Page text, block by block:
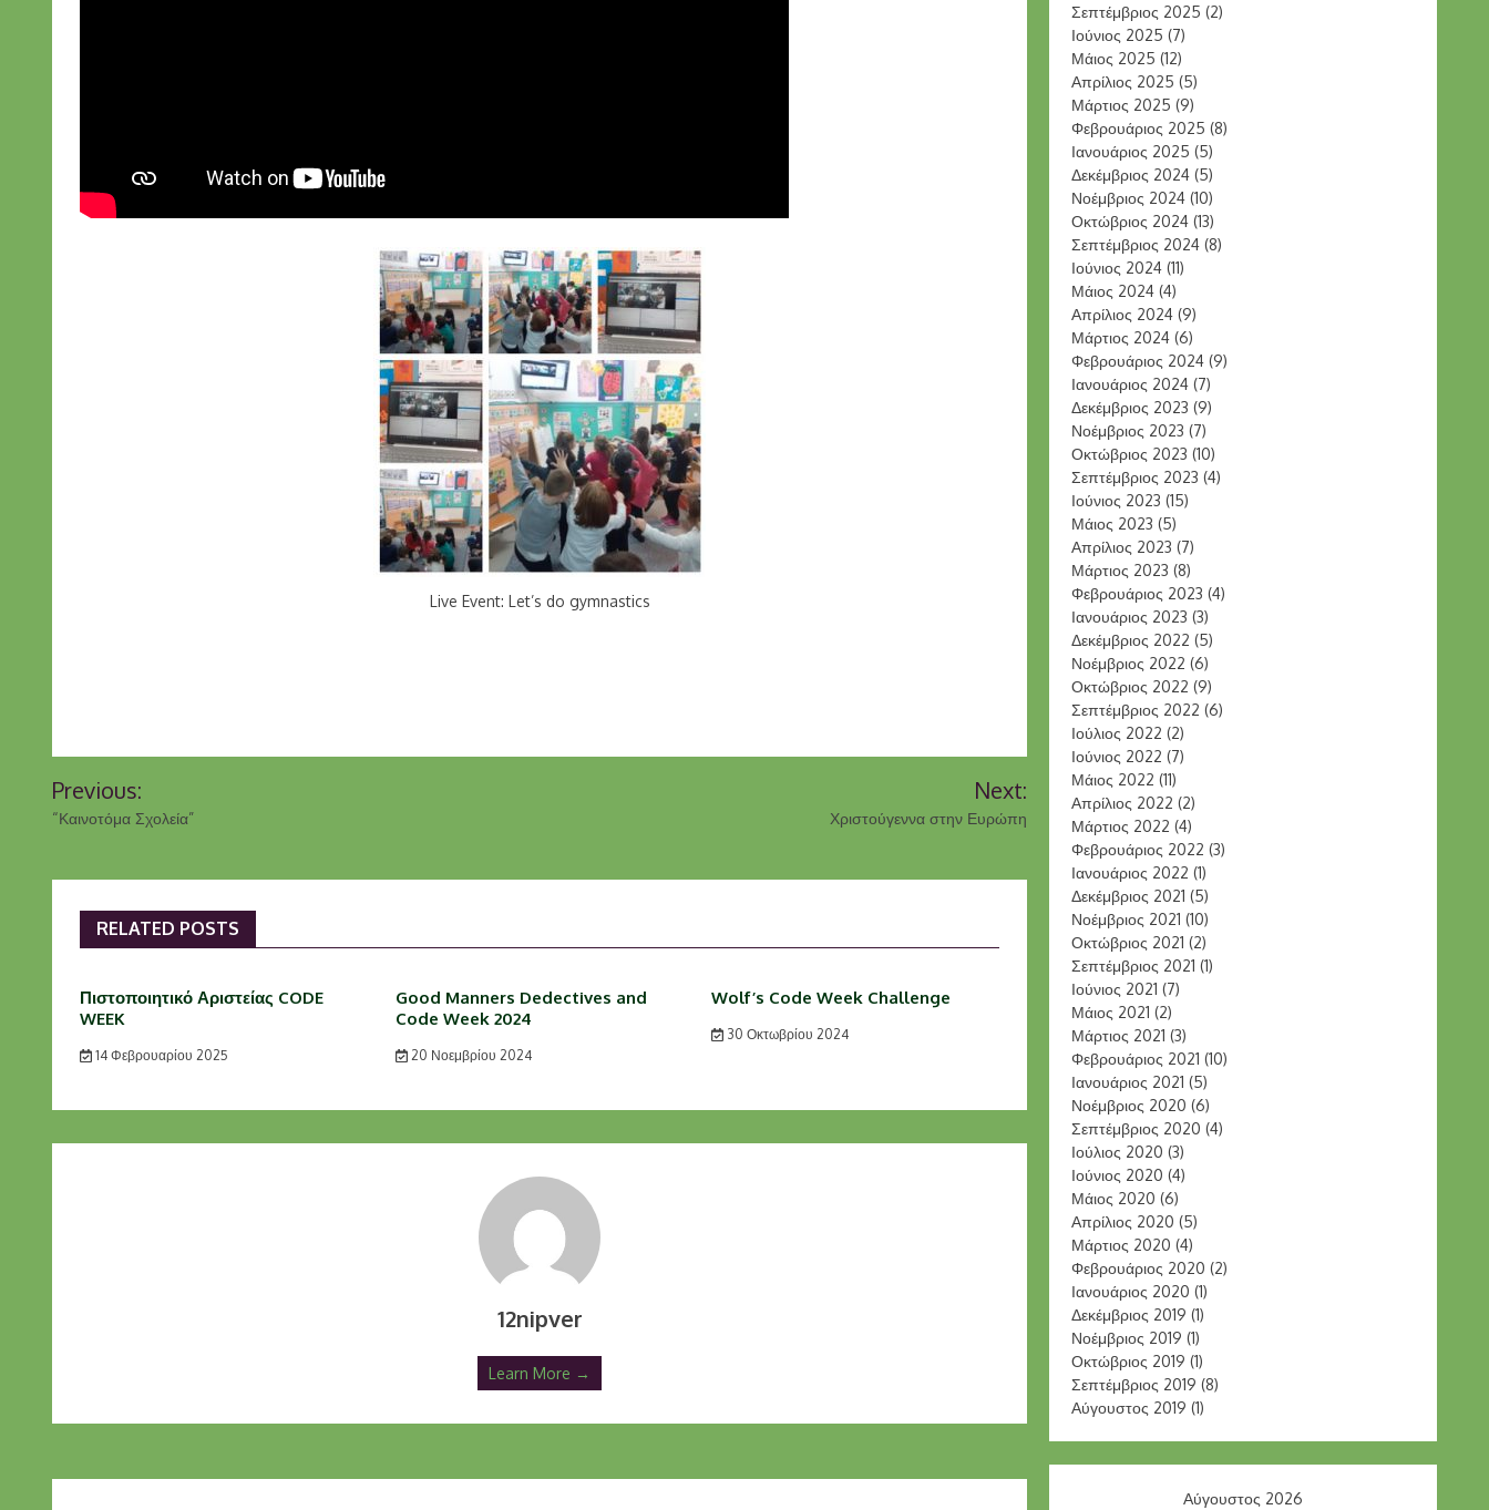
Live Event: Let’s do gymnastics
άρθρων
Previous:
“Καινοτόμα Σχολεία”
Next:
Χριστούγεννα στην Ευρώπη
RELATED POSTS
Πιστοποιητικό Αριστείας CODE
WEEK
14 Φεβρουαρίου 2025
Good Manners Dedectives and
Code Week 2024
20 Νοεμβρίου 2024
Wolf’s Code Week Challenge
30 Οκτωβρίου 2024
12nipver
Learn More →
Σεπτέμβριος 2025 (2)
Ιούνιος 2025 (7)
Μάιος 2025 (12)
Απρίλιος 2025 (5)
Μάρτιος 2025 (9)
Φεβρουάριος 2025 (8)
Ιανουάριος 2025 (5)
Δεκέμβριος 2024 (5)
Νοέμβριος 2024 (10)
Οκτώβριος 2024 (13)
Σεπτέμβριος 2024 (8)
Ιούνιος 2024 (11)
Μάιος 2024 (4)
Απρίλιος 2024 (9)
Μάρτιος 2024 (6)
Φεβρουάριος 2024 (9)
Ιανουάριος 2024 (7)
Δεκέμβριος 2023 (9)
Νοέμβριος 2023 (7)
Οκτώβριος 2023 (10)
Σεπτέμβριος 2023 (4)
Ιούνιος 2023 (15)
Μάιος 2023 (5)
Απρίλιος 2023 (7)
Μάρτιος 2023 (8)
Φεβρουάριος 2023 (4)
Ιανουάριος 2023 (3)
Δεκέμβριος 2022 (5)
Νοέμβριος 2022 (6)
Οκτώβριος 2022 (9)
Σεπτέμβριος 2022 (6)
Ιούλιος 2022 (2)
Ιούνιος 2022 (7)
Μάιος 2022 (11)
Απρίλιος 2022 (2)
Μάρτιος 2022 (4)
Φεβρουάριος 2022 (3)
Ιανουάριος 2022 (1)
Δεκέμβριος 2021 (5)
Νοέμβριος 2021 (10)
Οκτώβριος 2021 (2)
Σεπτέμβριος 2021 (1)
Ιούνιος 2021 (7)
Μάιος 2021 (2)
Μάρτιος 2021 (3)
Φεβρουάριος 2021 (10)
Ιανουάριος 2021 (5)
Νοέμβριος 2020 (6)
Σεπτέμβριος 2020 (4)
Ιούλιος 2020 (3)
Ιούνιος 2020 (4)
Μάιος 2020 (6)
Απρίλιος 2020 (5)
Μάρτιος 2020 (4)
Φεβρουάριος 2020 (2)
Ιανουάριος 2020 (1)
Δεκέμβριος 2019 (1)
Νοέμβριος 2019 (1)
Οκτώβριος 2019 (1)
Σεπτέμβριος 2019 (8)
Αύγουστος 2019 (1)
Αύγουστος 2026